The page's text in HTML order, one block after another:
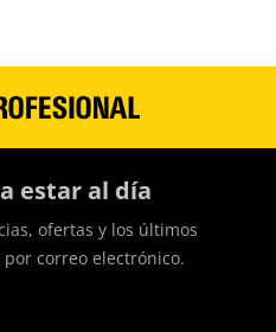
estar al día
ofertas y los últimos
correo electrónico.